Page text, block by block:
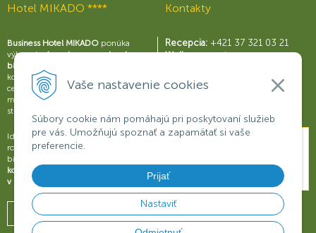
Vaše nastavenie cookies
Súbory cookie nám pomáhajú pri poskytovaní služieb
pre vás. Umožňujú spoznať a zapamätať si vaše
preferencie.
Prijať
Nastaviť
Hotel MIKADO ****
Business Hotel MIKADO ponúka
výbornézázemie pre moderný
biznis
konferenčnými sálami a business
centrom, širokou škálou služieb a
možnosťami na relax a príjemné
strávenie voľného času.
Ideálne miesto na obchodné
rokovania, konferencie, semináre či
biznisové prezentácie.
komfort a oddych pre váš úspech
v biznise
Kontakty
Recepcia: +421 37 321 03 21
Wellness centrum:
Reštaurácia Rouge: